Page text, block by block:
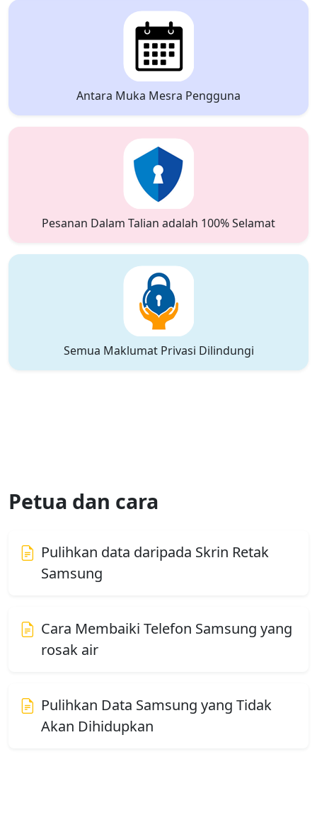
Antara Muka Mesra Pengguna
Pesanan Dalam Talian adalah 100% Selamat
Semua Maklumat Privasi Dilindungi
Petua dan cara
Pulihkan data daripada Skrin Retak
Samsung
Cara Membaiki Telefon Samsung yang
rosak air
Pulihkan Data Samsung yang Tidak
Akan Dihidupkan